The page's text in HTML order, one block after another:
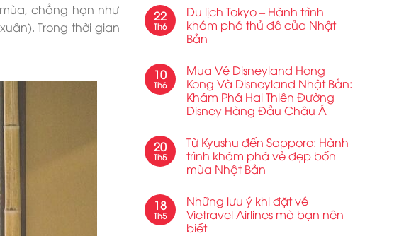
chẳng hạn như
Trong thời gian
22
Th6
Du lịch Tokyo – Hành trình
khám phá thủ đô của Nhật
Bản
10
Th6
Mua Vé Disneyland Hong
Kong Và Disneyland Nhật Bản:
Khám Phá Hai Thiên Đường
Disney Hàng Đầu Châu Á
20
Th5
Từ Kyushu đến Sapporo: Hành
trình khám phá vẻ đẹp bốn
mùa Nhật Bản
18
Th5
Những lưu ý khi đặt vé
Vietravel Airlines mà bạn nên
biết